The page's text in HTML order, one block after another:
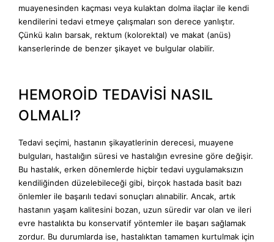
muayenesinden kaçması veya kulaktan dolma ilaçlar ile kendi
kendilerini tedavi etmeye çalışmaları son derece yanlıştır.
Çünkü kalın barsak, rektum (kolorektal) ve makat (anüs)
kanserlerinde de benzer şikayet ve bulgular olabilir.
HEMOROİD TEDAVİSİ NASIL
OLMALI?
Tedavi seçimi, hastanın şikayatlerinin derecesi, muayene
bulguları, hastalığın süresi ve hastalığın evresine göre değişir.
Bu hastalık, erken dönemlerde hiçbir tedavi uygulamaksızın
kendiliğinden düzelebileceği gibi, birçok hastada basit bazı
önlemler ile başarılı tedavi sonuçları alınabilir. Ancak, artık
hastanın yaşam kalitesini bozan, uzun süredir var olan ve ileri
evre hastalıkta bu konservatif yöntemler ile başarı sağlamak
zordur. Bu durumlarda ise, hastalıktan tamamen kurtulmak için